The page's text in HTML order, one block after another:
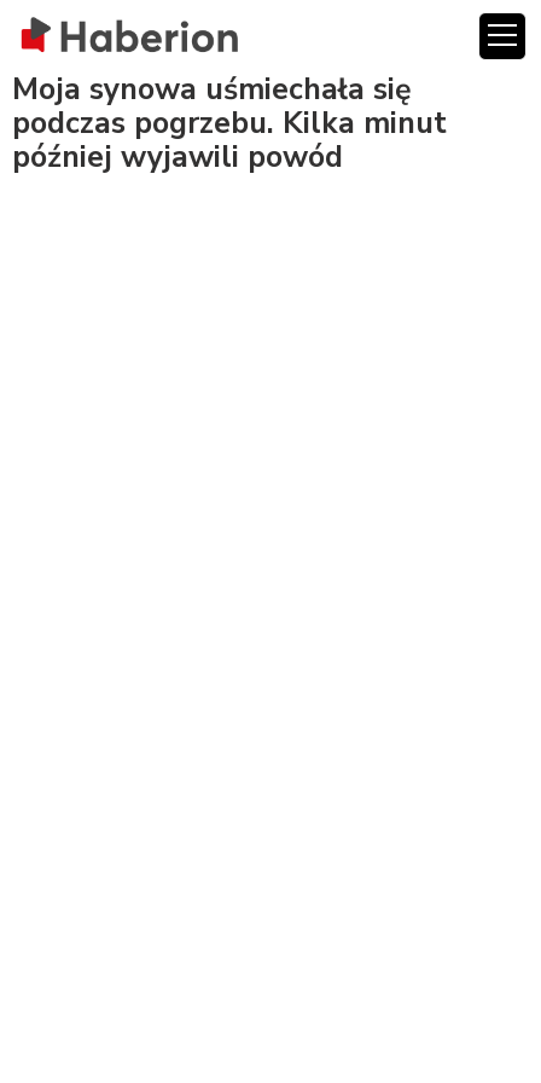
Moja synowa uśmiechała się
podczas pogrzebu. Kilka minut
później wyjawili powód